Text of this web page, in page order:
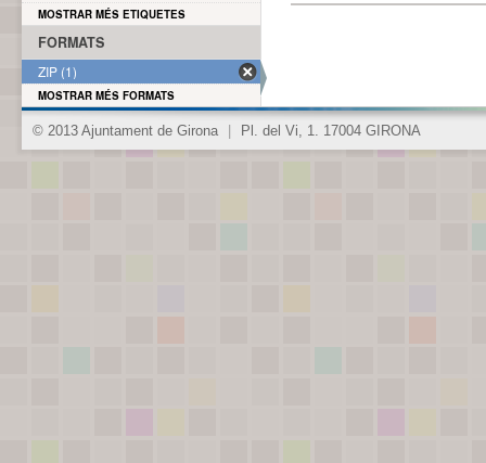
MOSTRAR MÉS ETIQUETES
FORMATS
ZIP (1)
MOSTRAR MÉS FORMATS
© 2013 Ajuntament de Girona Pl. del Vi, 1. 17004 GIRONA